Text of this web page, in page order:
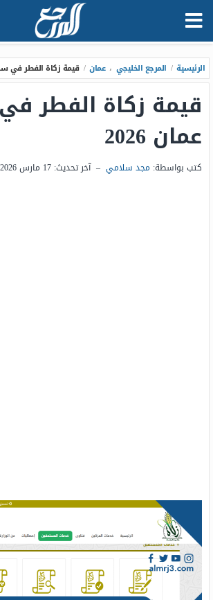
الرئيسية / المرجع الخليجي ، عمان / قيمة زكاة الفطر في
قيمة زكاة الفطر
عمان 2026
كتب بواسطة: مجد سلامي – آخر تحديث: 17 مارس 2026 - 5:32ص